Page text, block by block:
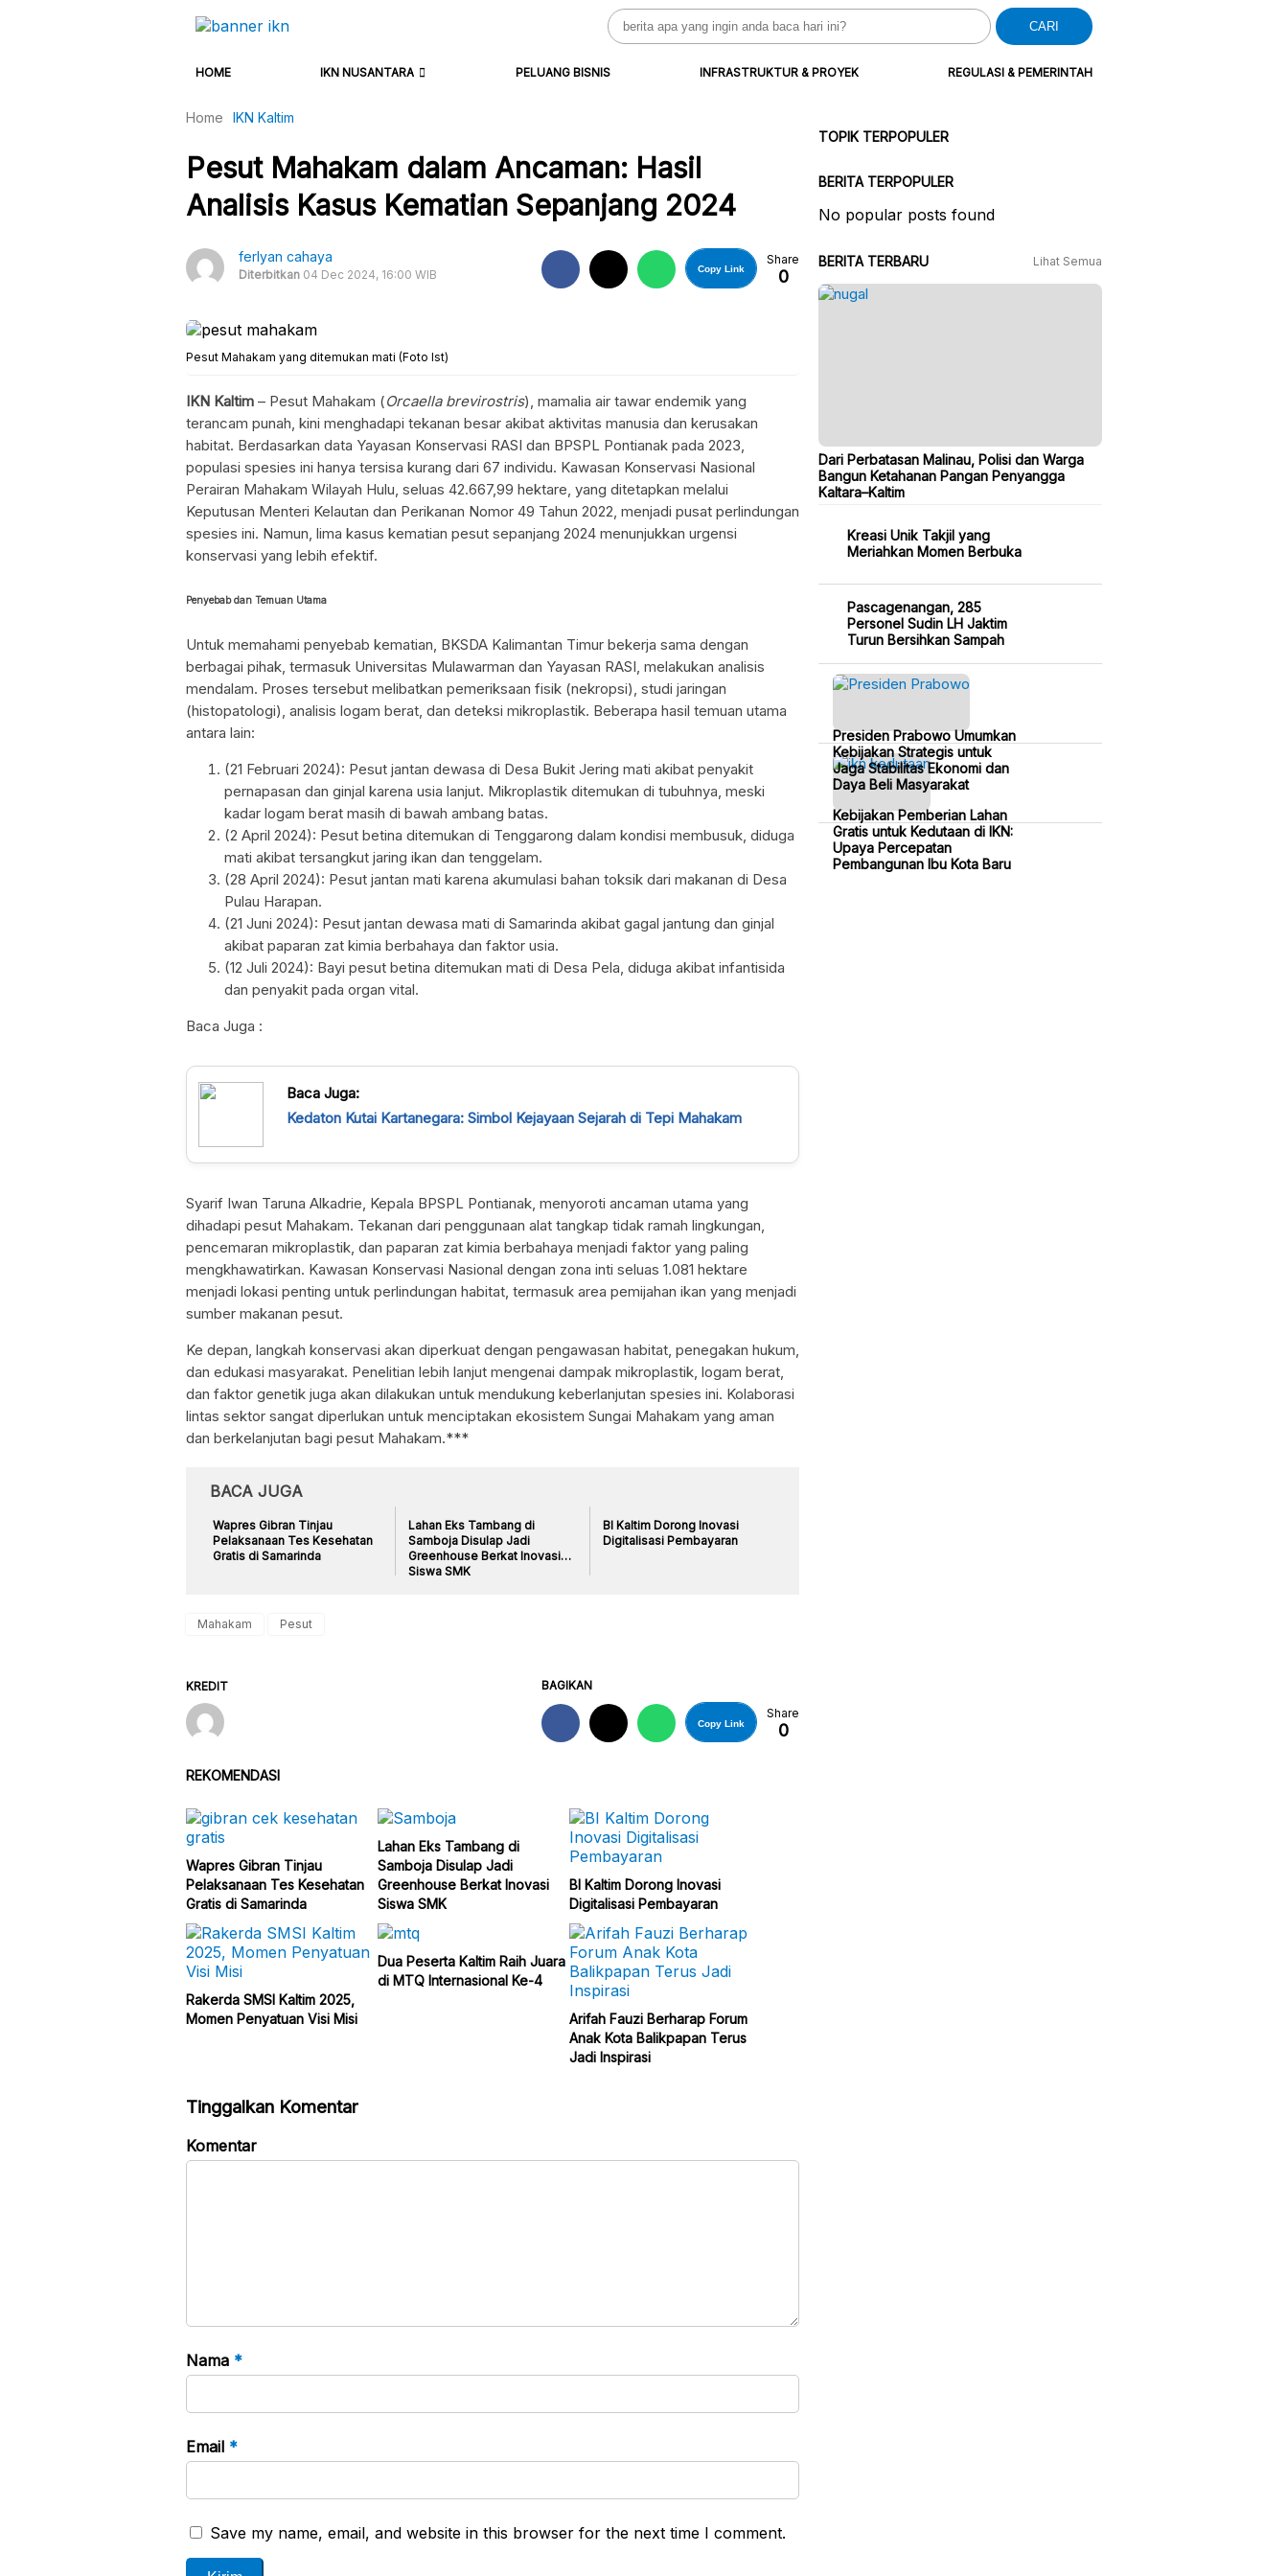
Search
for:
CARI
HOME IKN NUSANTARA PELUANG BISNIS INFRASTRUKTUR & PROYEK REGULASI & PEMERINTAH
Home IKN Kaltim
Pesut Mahakam dalam Ancaman: Hasil
Analisis Kasus Kematian Sepanjang 2024
ferlyan cahaya
Diterbitkan 04 Dec 2024, 16:00 WIB Copy Link
Share
0
Pesut Mahakam yang ditemukan mati (Foto Ist)
IKN Kaltim – Pesut Mahakam (Orcaella brevirostris), mamalia air tawar endemik yang
terancam punah, kini menghadapi tekanan besar akibat aktivitas manusia dan kerusakan
habitat. Berdasarkan data Yayasan Konservasi RASI dan BPSPL Pontianak pada 2023,
populasi spesies ini hanya tersisa kurang dari 67 individu. Kawasan Konservasi Nasional
Perairan Mahakam Wilayah Hulu, seluas 42.667,99 hektare, yang ditetapkan melalui
Keputusan Menteri Kelautan dan Perikanan Nomor 49 Tahun 2022, menjadi pusat perlindungan
spesies ini. Namun, lima kasus kematian pesut sepanjang 2024 menunjukkan urgensi
konservasi yang lebih efektif.
Penyebab dan Temuan Utama
Untuk memahami penyebab kematian, BKSDA Kalimantan Timur bekerja sama dengan
berbagai pihak, termasuk Universitas Mulawarman dan Yayasan RASI, melakukan analisis
mendalam. Proses tersebut melibatkan pemeriksaan fisik (nekropsi), studi jaringan
(histopatologi), analisis logam berat, dan deteksi mikroplastik. Beberapa hasil temuan utama
antara lain:
(21 Februari 2024): Pesut jantan dewasa di Desa Bukit Jering mati akibat penyakit
pernapasan dan ginjal karena usia lanjut. Mikroplastik ditemukan di tubuhnya, meski
kadar logam berat masih di bawah ambang batas.
(2 April 2024): Pesut betina ditemukan di Tenggarong dalam kondisi membusuk, diduga
mati akibat tersangkut jaring ikan dan tenggelam.
(28 April 2024): Pesut jantan mati karena akumulasi bahan toksik dari makanan di Desa
Pulau Harapan.
(21 Juni 2024): Pesut jantan dewasa mati di Samarinda akibat gagal jantung dan ginjal
akibat paparan zat kimia berbahaya dan faktor usia.
(12 Juli 2024): Bayi pesut betina ditemukan mati di Desa Pela, diduga akibat infantisida
dan penyakit pada organ vital.
Baca Juga :
Baca Juga:
Kedaton Kutai Kartanegara: Simbol Kejayaan Sejarah di Tepi Mahakam
Syarif Iwan Taruna Alkadrie, Kepala BPSPL Pontianak, menyoroti ancaman utama yang
dihadapi pesut Mahakam. Tekanan dari penggunaan alat tangkap tidak ramah lingkungan,
pencemaran mikroplastik, dan paparan zat kimia berbahaya menjadi faktor yang paling
mengkhawatirkan. Kawasan Konservasi Nasional dengan zona inti seluas 1.081 hektare
menjadi lokasi penting untuk perlindungan habitat, termasuk area pemijahan ikan yang menjadi
sumber makanan pesut.
Ke depan, langkah konservasi akan diperkuat dengan pengawasan habitat, penegakan hukum,
dan edukasi masyarakat. Penelitian lebih lanjut mengenai dampak mikroplastik, logam berat,
dan faktor genetik juga akan dilakukan untuk mendukung keberlanjutan spesies ini. Kolaborasi
lintas sektor sangat diperlukan untuk menciptakan ekosistem Sungai Mahakam yang aman
dan berkelanjutan bagi pesut Mahakam.***
BACA JUGA
Wapres Gibran Tinjau
Pelaksanaan Tes Kesehatan
Gratis di Samarinda
Lahan Eks Tambang di
Samboja Disulap Jadi
Greenhouse Berkat Inovasi
Siswa SMK
BI Kaltim Dorong Inovasi
Digitalisasi Pembayaran
Mahakam Pesut
KREDIT BAGIKAN
Copy Link
Share
0
REKOMENDASI
Wapres Gibran Tinjau
Pelaksanaan Tes Kesehatan
Gratis di Samarinda
Lahan Eks Tambang di
Samboja Disulap Jadi
Greenhouse Berkat Inovasi
Siswa SMK
BI Kaltim Dorong Inovasi
Digitalisasi Pembayaran
Rakerda SMSI Kaltim 2025,
Momen Penyatuan Visi Misi
Dua Peserta Kaltim Raih Juara
di MTQ Internasional Ke-4
Arifah Fauzi Berharap Forum
Anak Kota Balikpapan Terus
Jadi Inspirasi
Tinggalkan Komentar
Komentar
Nama *
Email *
Save my name, email, and website in this browser for the next time I comment.
TOPIK TERPOPULER
BERITA TERPOPULER
No popular posts found
BERITA TERBARU Lihat Semua
Dari Perbatasan Malinau, Polisi dan Warga
Bangun Ketahanan Pangan Penyangga
Kaltara–Kaltim
Kreasi Unik Takjil yang
Meriahkan Momen Berbuka
Pascagenangan, 285
Personel Sudin LH Jaktim
Turun Bersihkan Sampah
Presiden Prabowo Umumkan
Kebijakan Strategis untuk
Jaga Stabilitas Ekonomi dan
Daya Beli Masyarakat
Kebijakan Pemberian Lahan
Gratis untuk Kedutaan di IKN:
Upaya Percepatan
Pembangunan Ibu Kota Baru